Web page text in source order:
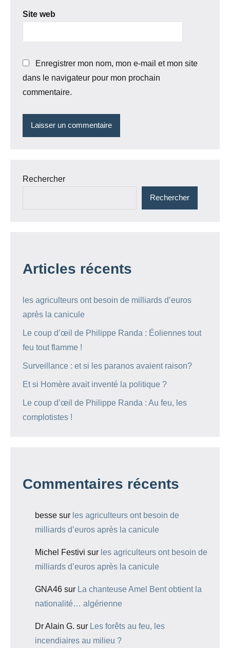
Site web
Enregistrer mon nom, mon e-mail et mon site
dans le navigateur pour mon prochain
commentaire.
Rechercher
Rechercher
Articles récents
les agriculteurs ont besoin de milliards d’euros
après la canicule
Le coup d’œil de Philippe Randa : Éoliennes tout
feu tout flamme !
Surveillance : et si les paranos avaient raison?
Et si Homère avait inventé la politique ?
Le coup d’œil de Philippe Randa : Au feu, les
complotistes !
Commentaires récents
besse sur les agriculteurs ont besoin de
milliards d’euros après la canicule
Michel Festivi sur les agriculteurs ont besoin de
milliards d’euros après la canicule
GNA46 sur La chanteuse Amel Bent obtient la
nationalité… algérienne
Dr Alain G. sur Les forêts au feu, les
incendiaires au milieu ?